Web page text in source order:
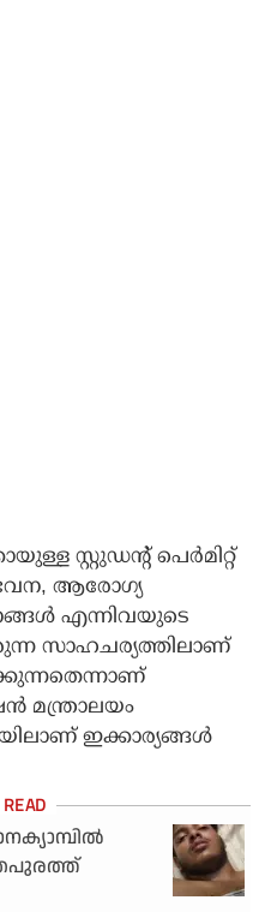
സ്റ്റുഡന്റ് പെര്‍മിറ്റ്
ആരോഗ്യ
എന്നിവയുടെ
സാഹചര്യത്തിലാണ്
മന്ത്രാലയം
ഇക്കാര്യങ്ങള്‍